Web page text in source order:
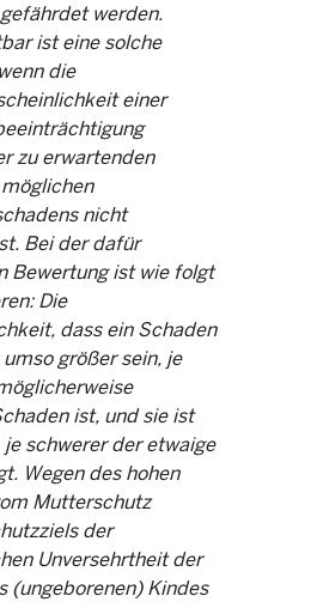
werden.
ist eine solche
die
einer
zu erwartenden
nicht
Bei der dafür
Bewertung ist wie folgt
Die
dass ein Schaden
größer sein, je
ist, und sie ist
schwerer der etwaige
Wegen des hohen
Mutterschutz
der
Unversehrtheit der
(ungeborenen) Kindes